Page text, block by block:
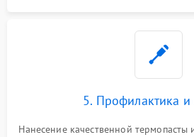
5. Профилактика и
Нанесение качественной термопасты